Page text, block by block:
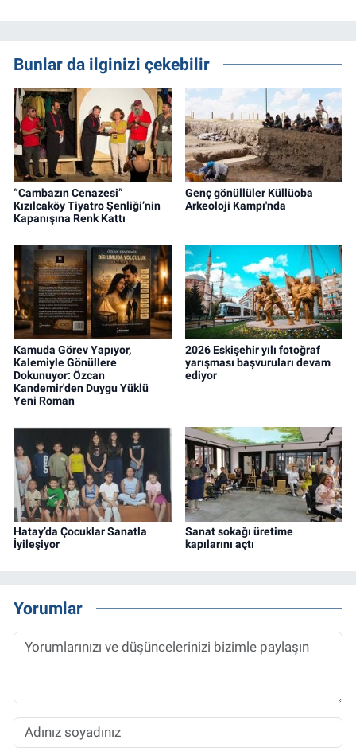
Bunlar da ilginizi çekebilir
“Cambazın Cenazesi”
Kızılcaköy Tiyatro Şenliği’nin
Kapanışına Renk Kattı
Genç gönüllüler Küllüoba
Arkeoloji Kampı'nda
Kamuda Görev Yapıyor,
Kalemiyle Gönüllere
Dokunuyor: Özcan
Kandemir'den Duygu Yüklü
Yeni Roman
2026 Eskişehir yılı fotoğraf
yarışması başvuruları devam
ediyor
Hatay’da Çocuklar Sanatla
İyileşiyor
Sanat sokağı üretime
kapılarını açtı
Yorumlar